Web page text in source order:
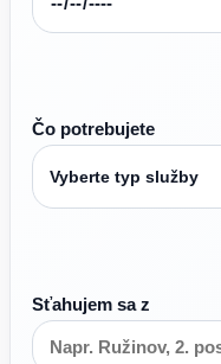
Čo potrebujete
Sťahujem sa z